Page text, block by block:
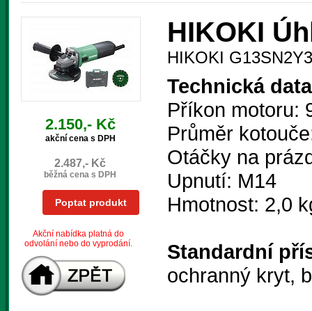
2.150,- Kč
akční cena s DPH
2.487,- Kč
běžná cena s DPH
Poptat produkt
Akční nabídka platná do
odvolání nebo do vyprodání.
HIKOKI
HIKOKI
Technická
Příkon motoru:
Průměr
Otáčky na
Upnutí: M14
Hmotnost: 2,0
Standardní
ochranný kryt,